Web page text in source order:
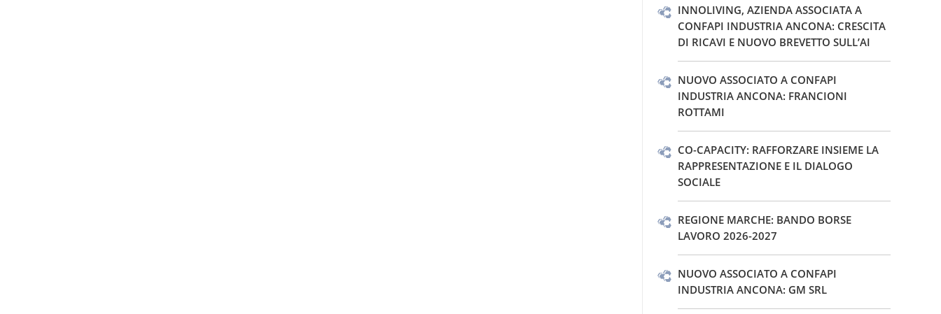
INNOLIVING, AZIENDA ASSOCIATA A
CONFAPI INDUSTRIA ANCONA: CRESCITA
DI RICAVI E NUOVO BREVETTO SULL’AI
NUOVO ASSOCIATO A CONFAPI
INDUSTRIA ANCONA: FRANCIONI
ROTTAMI
CO-CAPACITY: RAFFORZARE INSIEME LA
RAPPRESENTAZIONE E IL DIALOGO
SOCIALE
REGIONE MARCHE: BANDO BORSE
LAVORO 2026-2027
NUOVO ASSOCIATO A CONFAPI
INDUSTRIA ANCONA: GM SRL